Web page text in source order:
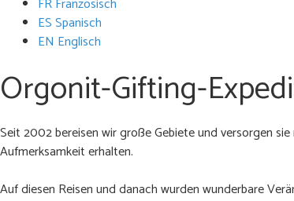
FR Französisch
ES Spanisch
EN Englisch
Orgonit-Gifting-
Seit 2002 bereisen wir große Gebiete und versorgen
Aufmerksamkeit erhalten.
Auf diesen Reisen und danach wurden wunderbare